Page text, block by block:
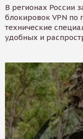
В регионах России
блокировок VPN по
технические
удобных и